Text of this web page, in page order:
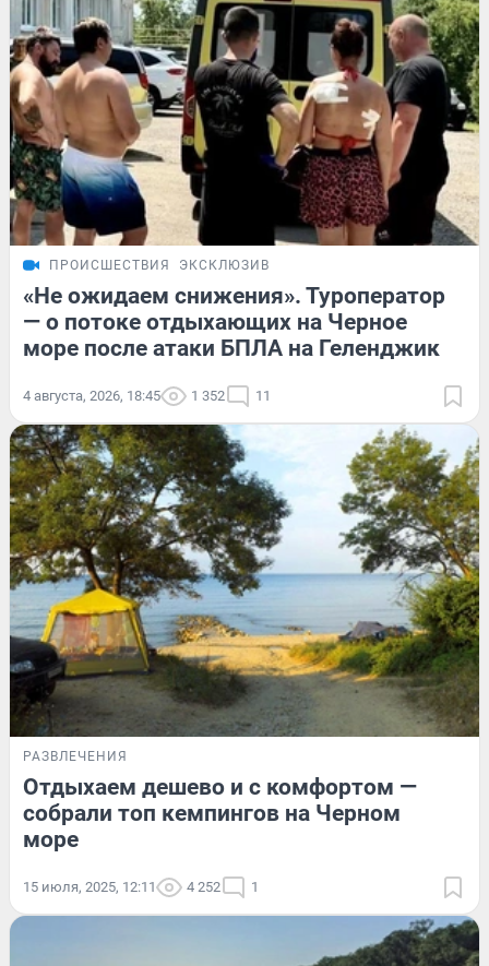
ПРОИСШЕСТВИЯ ЭКСКЛЮЗИВ
«Не ожидаем снижения». Туроператор
— о потоке отдыхающих на Черное
море после атаки БПЛА на Геленджик
4 августа, 2026, 18:45 1 352 11
РАЗВЛЕЧЕНИЯ
Отдыхаем дешево и с комфортом —
собрали топ кемпингов на Черном
море
15 июля, 2025, 12:11 4 252 1